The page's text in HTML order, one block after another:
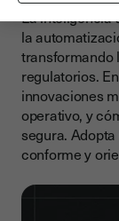
La inteligencia
la
transformando
regulatorios.
innovaciones
operativo, y
segura.
conforme y